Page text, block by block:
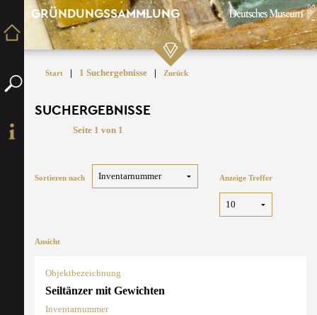
GRÜNDUNGSSAMMLUNG
Start | 1 Suchergebnisse | Zurück
SUCHERGEBNISSE
Seite 1 von 1
Sortieren nach Anzeige Treffer
Ansicht
Objektbezeichnung
Seiltänzer mit Gewichten
Inventarnummer